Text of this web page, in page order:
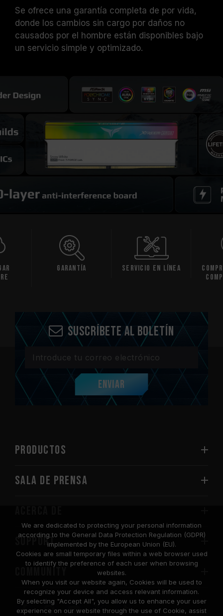
Se ofrece una garantía completa de por vida,
donde los cambios sin cargo por daños no
causados por el hombre están disponibles bajo
un servicio simple y optimizado.
Garantía Servicio en línea
Suscríbete al boletín
Enviar
PRODUCTOS
Sala de prensa
SUPPORT
COMMUNITY
We are dedicated to protecting your personal information
according to the General Data Protection Regulation (GDPR)
implemented by the European Union (EU).
Cookies are small temporary files within a web browser used
to identify the preference of each user when browsing
websites.
When you visit our website again, Cookies will be used to
recognize your device and access relevant information.
By selecting "Accept All", you allow us to enhance your user
experience on our website through the use of Cookie, assist